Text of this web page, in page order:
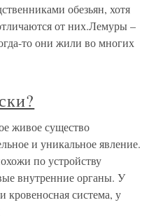
обезьян, хотя
от них.Лемуры –
то они жили во многих
живое существо
и уникальное явление.
по устройству
внутренние органы. У
кровеносная система, у